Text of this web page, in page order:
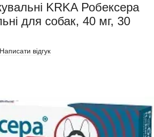
KRKA Робексера
для собак, 40 мг, 30
Написати відгук